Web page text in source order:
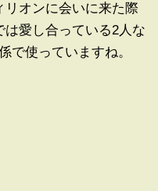
オンに会いに来た際
愛し合っている2人な
で使っていますね。